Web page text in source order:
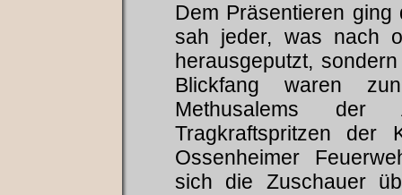
Dem Präsentieren
sah jeder, was nach
herausgeputzt,
Blickfang waren
Methusalems der
Tragkraftspritzen der
Ossenheimer
sich die Zuschauer